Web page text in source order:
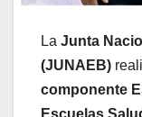
La Junta
(JUNAEB)
componente
Escuelas